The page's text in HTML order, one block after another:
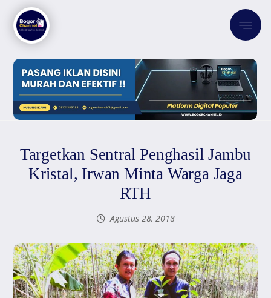
Targetkan Sentral Penghasil Jambu
Kristal, Irwan Minta Warga Jaga
RTH
Agustus 28, 2018